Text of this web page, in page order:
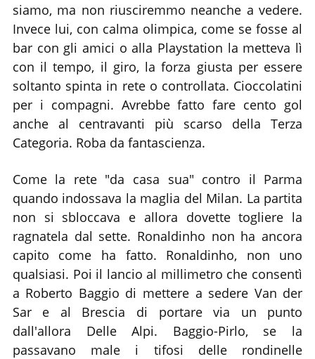
siamo, ma non riusciremmo neanche a vedere.
Invece lui, con calma olimpica, come se fosse al
bar con gli amici o alla Playstation la metteva lì
con il tempo, il giro, la forza giusta per essere
soltanto spinta in rete o controllata. Cioccolatini
per i compagni. Avrebbe fatto fare cento gol
anche al centravanti più scarso della Terza
Categoria. Roba da fantascienza.
Come la rete "da casa sua" contro il Parma
quando indossava la maglia del Milan. La partita
non si sbloccava e allora dovette togliere la
ragnatela dal sette. Ronaldinho non ha ancora
capito come ha fatto. Ronaldinho, non uno
qualsiasi. Poi il lancio al millimetro che consentì
a Roberto Baggio di mettere a sedere Van der
Sar e al Brescia di portare via un punto
dall'allora Delle Alpi. Baggio-Pirlo, se la
passavano male i tifosi delle rondinelle